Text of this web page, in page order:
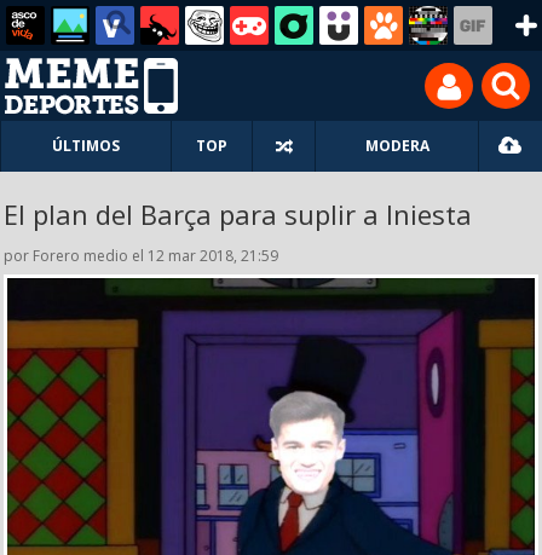
ÚLTIMOS TOP MODERA
El plan del Barça para suplir a Iniesta
por Forero medio el 12 mar 2018, 21:59